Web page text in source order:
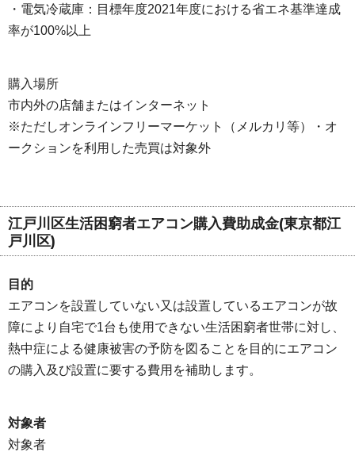
・電気冷蔵庫：目標年度2021年度における省エネ基準達成
率が100%以上
購入場所
市内外の店舗またはインターネット
※ただしオンラインフリーマーケット（メルカリ等）・オ
ークションを利用した売買は対象外
江戸川区生活困窮者エアコン購入費助成金(東京都江
戸川区)
目的
エアコンを設置していない又は設置しているエアコンが故
障により自宅で1台も使用できない生活困窮者世帯に対し、
熱中症による健康被害の予防を図ることを目的にエアコン
の購入及び設置に要する費用を補助します。
対象者
対象者